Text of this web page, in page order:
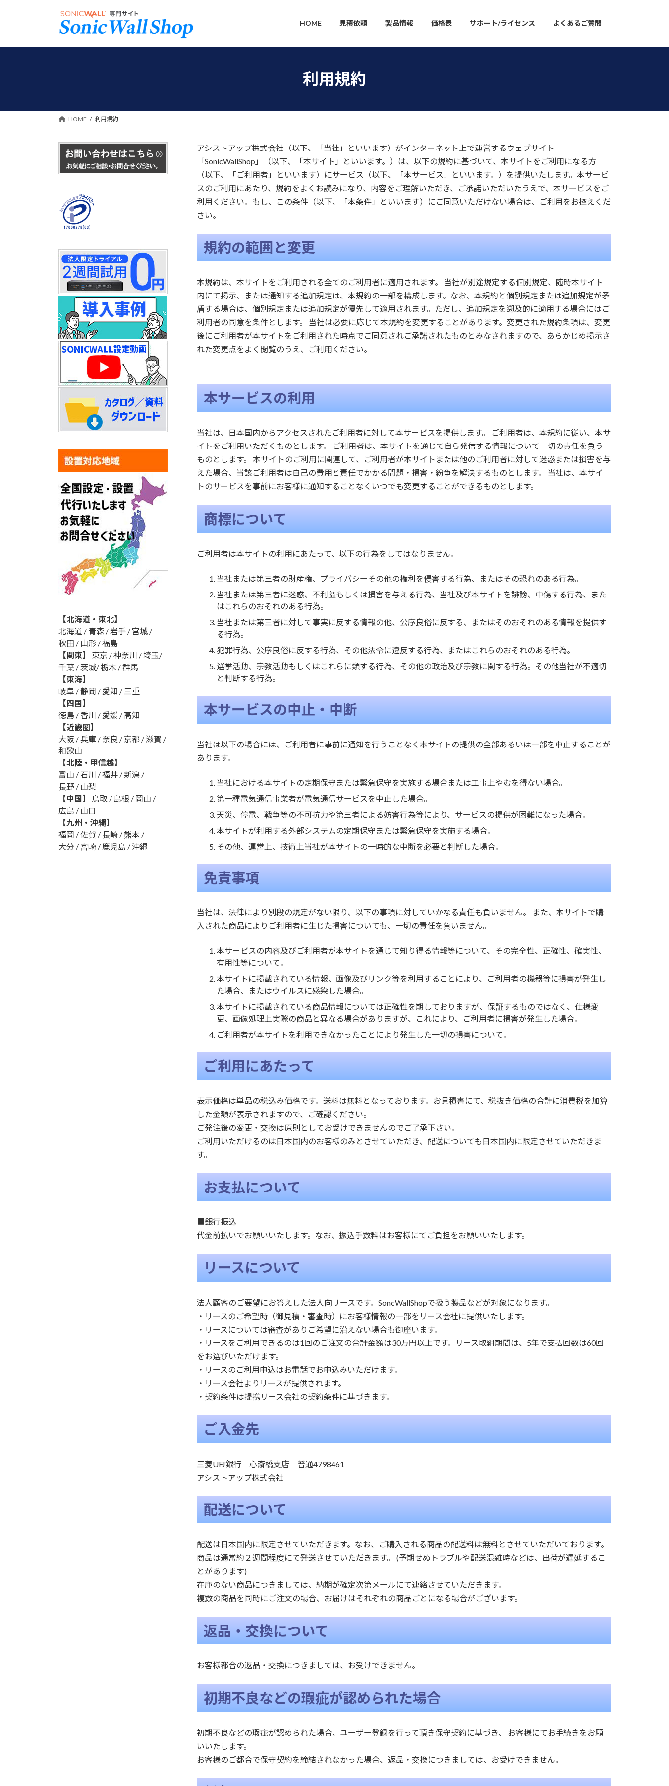
プ
動
HOME 見積依頼 製品情報 価格表 サポート/ライセンス よくあるご質問
利用規約
HOME 利用規約
アシストアップ株式会社（以下、「当社」といいます）がインターネット上で運営するウェブサイト
「SonicWallShop」（以下、「本サイト」といいます。）は、以下の規約に基づいて、本サイトをご利用になる方
（以下、「ご利用者」といいます）にサービス（以下、「本サービス」といいます。）を提供いたします。本サービ
スのご利用にあたり、規約をよくお読みになり、内容をご理解いただき、ご承諾いただいたうえで、本サービスをご
利用ください。もし、この条件（以下、「本条件」といいます）にご同意いただけない場合は、ご利用をお控えくだ
さい。
規約の範囲と変更
本規約は、本サイトをご利用される全てのご利用者に適用されます。 当社が別途規定する個別規定、随時本サイト
内にて掲示、または通知する追加規定は、本規約の一部を構成します。なお、本規約と個別規定または追加規定が矛
盾する場合は、個別規定または追加規定が優先して適用されます。ただし、追加規定を遡及的に適用する場合にはご
利用者の同意を条件とします。 当社は必要に応じて本規約を変更することがあります。変更された規約条項は、変更
後にご利用者が本サイトをご利用された時点でご同意されご承諾されたものとみなされますので、あらかじめ掲示さ
れた変更点をよく閲覧のうえ、ご利用ください。
本サービスの利用
当社は、日本国内からアクセスされたご利用者に対して本サービスを提供します。 ご利用者は、本規約に従い、本サ
イトをご利用いただくものとします。 ご利用者は、本サイトを通じて自ら発信する情報について一切の責任を負う
ものとします。 本サイトのご利用に関連して、ご利用者が本サイトまたは他のご利用者に対して迷惑または損害を与
えた場合、当該ご利用者は自己の費用と責任でかかる問題・損害・紛争を解決するものとします。 当社は、本サイ
トのサービスを事前にお客様に通知することなくいつでも変更することができるものとします。
商標について
ご利用者は本サイトの利用にあたって、以下の行為をしてはなりません。
当社または第三者の財産権、プライバシーその他の権利を侵害する行為、またはその恐れのある行為。
当社または第三者に迷惑、不利益もしくは損害を与える行為、当社及び本サイトを誹謗、中傷する行為、また
はこれらのおそれのある行為。
当社または第三者に対して事実に反する情報の他、公序良俗に反する、またはそのおそれのある情報を提供す
る行為。
犯罪行為、公序良俗に反する行為、その他法令に違反する行為、またはこれらのおそれのある行為。
選挙活動、宗教活動もしくはこれらに類する行為、その他の政治及び宗教に関する行為。その他当社が不適切
と判断する行為。
本サービスの中止・中断
当社は以下の場合には、ご利用者に事前に通知を行うことなく本サイトの提供の全部あるいは一部を中止することが
あります。
当社における本サイトの定期保守または緊急保守を実施する場合または工事上やむを得ない場合。
第一種電気通信事業者が電気通信サービスを中止した場合。
天災、停電、戦争等の不可抗力や第三者による妨害行為等により、サービスの提供が困難になった場合。
本サイトが利用する外部システムの定期保守または緊急保守を実施する場合。
その他、運営上、技術上当社が本サイトの一時的な中断を必要と判断した場合。
免責事項
当社は、法律により別段の規定がない限り、以下の事項に対していかなる責任も負いません。 また、本サイトで購
入された商品によりご利用者に生じた損害についても、一切の責任を負いません。
本サービスの内容及びご利用者が本サイトを通じて知り得る情報等について、その完全性、正確性、確実性、
有用性等について。
本サイトに掲載されている情報、画像及びリンク等を利用することにより、ご利用者の機器等に損害が発生し
た場合、またはウイルスに感染した場合。
本サイトに掲載されている商品情報については正確性を期しておりますが、保証するものではなく、仕様変
更、画像処理上実際の商品と異なる場合がありますが、これにより、ご利用者に損害が発生した場合。
ご利用者が本サイトを利用できなかったことにより発生した一切の損害について。
ご利用にあたって
表示価格は単品の税込み価格です。送料は無料となっております。お見積書にて、税抜き価格の合計に消費税を加算
した金額が表示されますので、ご確認ください。
ご発注後の変更・交換は原則としてお受けできませんのでご了承下さい。
ご利用いただけるのは日本国内のお客様のみとさせていただき、配送についても日本国内に限定させていただきま
す。
お支払について
■銀行振込
代金前払いでお願いいたします。なお、振込手数料はお客様にてご負担をお願いいたします。
リースについて
法人顧客のご要望にお答えした法人向リースです。SoncWallShopで扱う製品などが対象になります。
・リースのご希望時（御見積・審査時）にお客様情報の一部をリース会社に提供いたします。
・リースについては審査がありご希望に沿えない場合も御座います。
・リースをご利用できるのは1回のご注文の合計金額は30万円以上です。リース取組期間は、5年で支払回数は60回
をお選びいただけます。
・リースのご利用申込はお電話でお申込みいただけます。
・リース会社よりリースが提供されます。
・契約条件は提携リース会社の契約条件に基づきます。
ご入金先
三菱UFJ銀行 心斎橋支店 普通4798461
アシストアップ株式会社
配送について
配送は日本国内に限定させていただきます。なお、ご購入される商品の配送料は無料とさせていただいております。
商品は通常約２週間程度にて発送させていただきます。 (予期せぬトラブルや配送混雑時などは、出荷が遅延するこ
とがあります)
在庫のない商品につきましては、納期が確定次第メールにて連絡させていただきます。
複数の商品を同時にご注文の場合、お届けはそれぞれの商品ごとになる場合がございます。
返品・交換について
お客様都合の返品・交換につきましては、お受けできません。
初期不良などの瑕疵が認められた場合
初期不良などの瑕疵が認められた場合、ユーザー登録を行って頂き保守契約に基づき、 お客様にてお手続きをお願
いいたします。
お客様のご都合で保守契約を締結されなかった場合、返品・交換につきましては、お受けできません。
【北海道・東北】
北海道 / 青森 / 岩手 / 宮城 /
秋田 / 山形 / 福島
【関東】
東京 / 神奈川 / 埼玉/
千葉 / 茨城/ 栃木 / 群馬
【東海】
岐阜 / 静岡 / 愛知 / 三重
【四国】
徳島 / 香川 / 愛媛 / 高知
【近畿圏】
大阪 / 兵庫 / 奈良 / 京都 / 滋賀 /
和歌山
【北陸・甲信越】
富山 / 石川 / 福井 / 新潟 /
長野 / 山梨
【中国】
鳥取 / 島根 / 岡山 /
広島 / 山口
【九州・沖縄】
福岡 / 佐賀 / 長崎 / 熊本 /
大分 / 宮崎 / 鹿児島 / 沖縄